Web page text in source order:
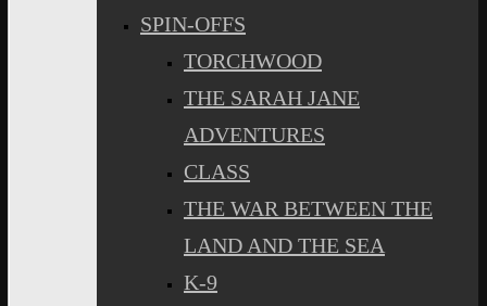
SPIN-OFFS
TORCHWOOD
THE SARAH JANE
ADVENTURES
CLASS
THE WAR BETWEEN THE
LAND AND THE SEA
K-9